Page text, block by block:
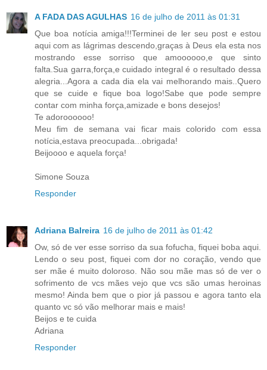
A FADA DAS AGULHAS 16 de julho de 2011 às 01:31
Que boa notícia amiga!!!Terminei de ler seu post e estou
aqui com as lágrimas descendo,graças à Deus ela esta nos
mostrando esse sorriso que amoooooo,e que sinto
falta.Sua garra,força,e cuidado integral é o resultado dessa
alegria...Agora a cada dia ela vai melhorando mais..Quero
que se cuide e fique boa logo!Sabe que pode sempre
contar com minha força,amizade e bons desejos!
Te adoroooooo!
Meu fim de semana vai ficar mais colorido com essa
notícia,estava preocupada...obrigada!
Beijoooo e aquela força!
Simone Souza
Responder
Adriana Balreira 16 de julho de 2011 às 01:42
Ow, só de ver esse sorriso da sua fofucha, fiquei boba aqui.
Lendo o seu post, fiquei com dor no coração, vendo que
ser mãe é muito doloroso. Não sou mãe mas só de ver o
sofrimento de vcs mães vejo que vcs são umas heroinas
mesmo! Ainda bem que o pior já passou e agora tanto ela
quanto vc só vão melhorar mais e mais!
Beijos e te cuida
Adriana
Responder